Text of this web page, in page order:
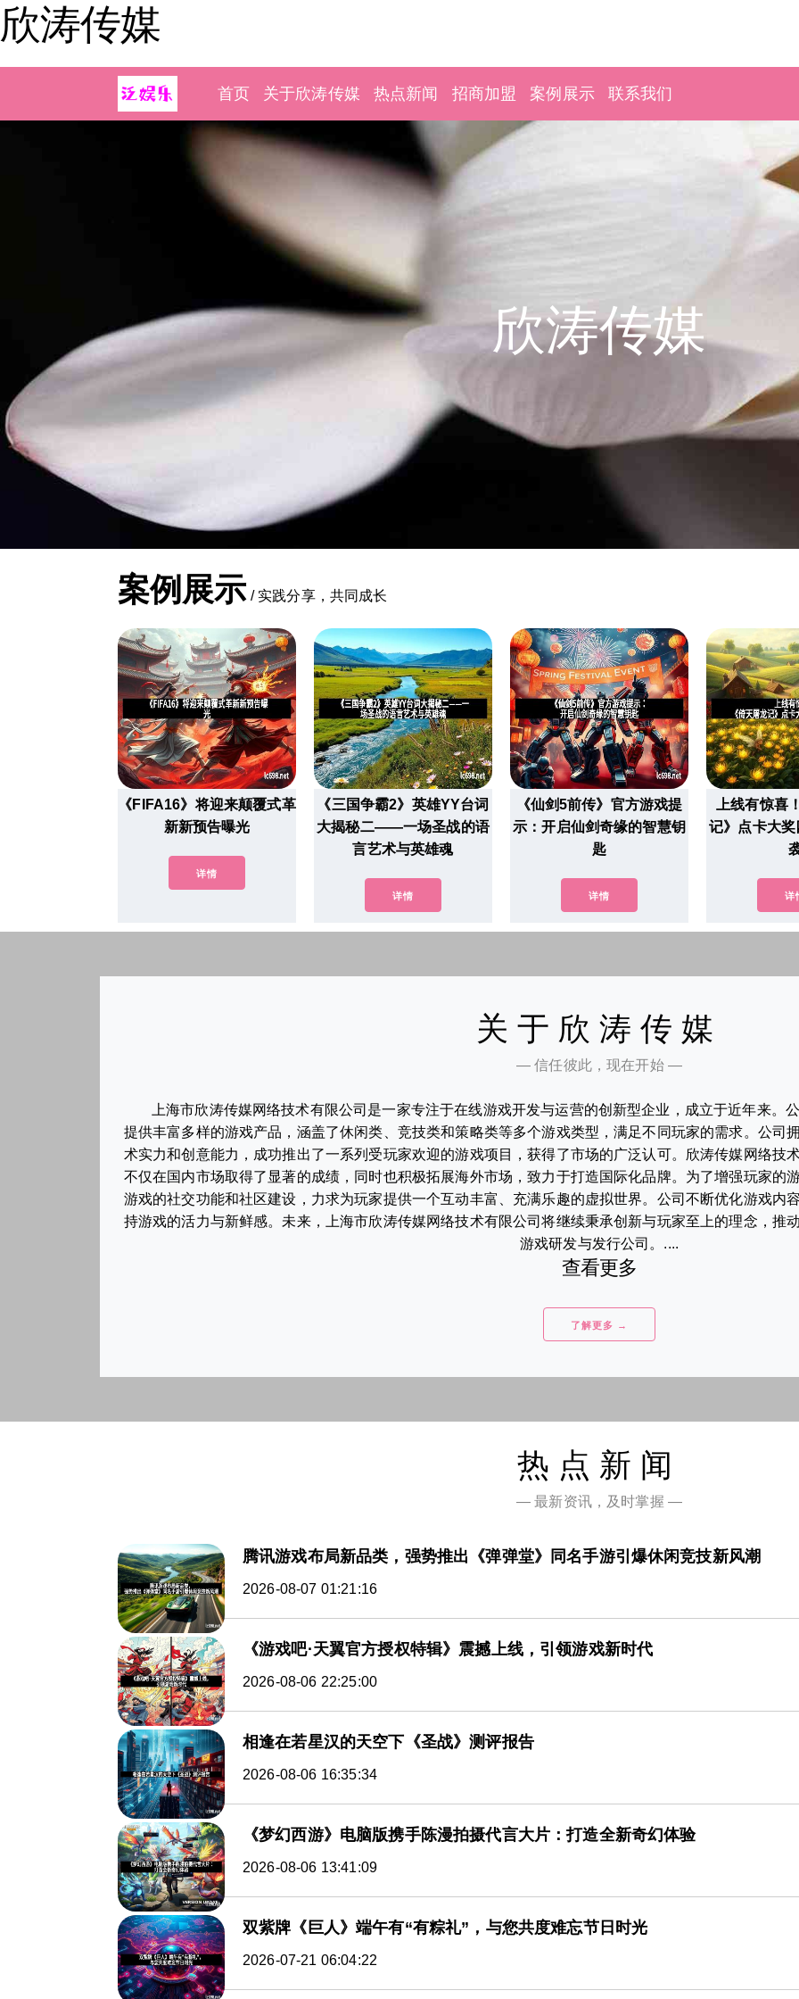
欣涛传媒
首页 关于欣涛传媒 热点新闻 招商加盟 案例展示 联系我们
欣涛传媒
案例展示 / 实践分享，共同成长
《FIFA16》将迎来颠覆式革
新新预告曝光
详情
《三国争霸2》英雄YY台词
大揭秘二——一场圣战的语
言艺术与英雄魂
详情
《仙剑5前传》官方游戏提
示：开启仙剑奇缘的智慧钥
匙
详情
上线有惊喜
记》点卡大
详
关于欣涛传媒
— 信任彼此，现在开始 —
上海市欣涛传媒网络技术有限公司是一家专注于在线游戏开发与运营的创新型企业，成立于近年来。
提供丰富多样的游戏产品，涵盖了休闲类、竞技类和策略类等多个游戏类型，满足不同玩家的需求。公司
术实力和创意能力，成功推出了一系列受玩家欢迎的游戏项目，获得了市场的广泛认可。欣涛传媒网络技
不仅在国内市场取得了显著的成绩，同时也积极拓展海外市场，致力于打造国际化品牌。为了增强玩家的
游戏的社交功能和社区建设，力求为玩家提供一个互动丰富、充满乐趣的虚拟世界。公司不断优化游戏内
持游戏的活力与新鲜感。未来，上海市欣涛传媒网络技术有限公司将继续秉承创新与玩家至上的理念，推
游戏研发与发行公司。....
查看更多
了解更多 →
热点新闻
— 最新资讯，及时掌握 —
腾讯游戏布局新品类，强势推出《弹弹堂》同名手游引爆休闲竞技新风潮
2026-08-07 01:21:16
《游戏吧·天翼官方授权特辑》震撼上线，引领游戏新时代
2026-08-06 22:25:00
相逢在若星汉的天空下《圣战》测评报告
2026-08-06 16:35:34
《梦幻西游》电脑版携手陈漫拍摄代言大片：打造全新奇幻体验
2026-08-06 13:41:09
双紫牌《巨人》端午有“有粽礼”，与您共度难忘节日时光
2026-07-21 06:04:22